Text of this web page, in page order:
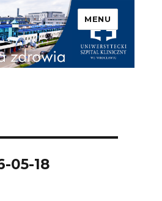
Szpital
we Wrocławiu –
dla zdrowia
MENU
05-18